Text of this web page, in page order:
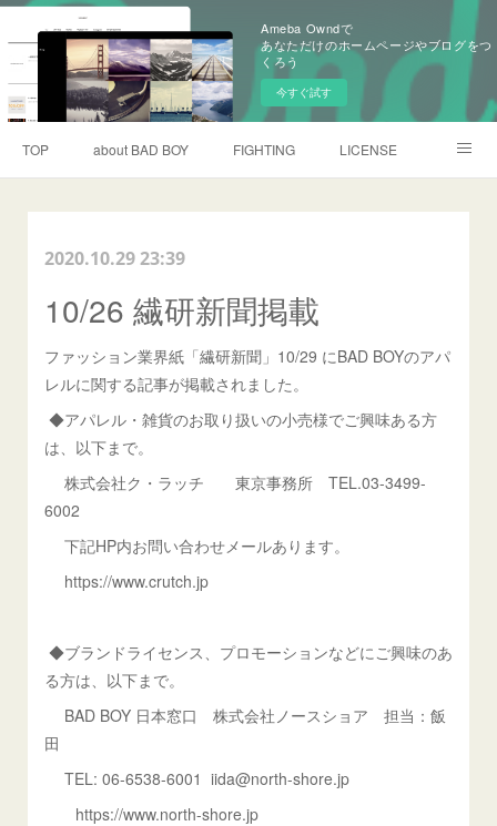
Ameba Owndで
あなただけのホームページやブログをつ
くろう
今すぐ試す
TOP about BAD BOY FIGHTING LICENSE
2020.10.29 23:39
10/26 繊研新聞掲載
ファッション業界紙「繊研新聞」10/29 にBAD BOYのアパ
レルに関する記事が掲載されました。
◆アパレル・雑貨のお取り扱いの小売様でご興味ある方
は、以下まで。
株式会社ク・ラッチ 東京事務所 TEL.03-3499-
6002
下記HP内お問い合わせメールあります。
https://www.crutch.jp
◆ブランドライセンス、プロモーションなどにご興味のあ
る方は、以下まで。
BAD BOY 日本窓口 株式会社ノースショア 担当：飯
田
TEL: 06-6538-6001 iida@north-shore.jp
https://www.north-shore.jp